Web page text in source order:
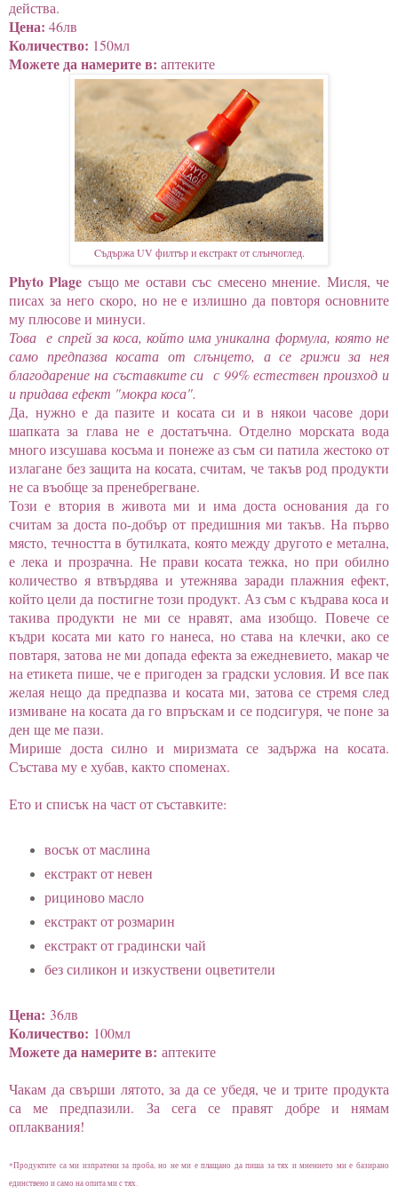
действа.
Цена: 46лв
Количество: 150мл
Можете да намерите в: аптеките
Cъдържа UV филтър и екстракт от слънчоглед.
Phyto Plage също ме остави със смесено мнение. Мисля, че
писах за него скоро, но не е излишно да повторя основните
му плюсове и минуси.
Това е спрей за коса, който има уникална формула, която не
само предпазва косата от слънцето, а се грижи за нея
благодарение на съставките си с 99% естествен произход и
и придава ефект "мокра коса".
Да, нужно е да пазите и косата си и в някои часове дори
шапката за глава не е достатъчна. Отделно морската вода
много изсушава косъма и понеже аз съм си патила жестоко от
излагане без защита на косата, считам, че такъв род продукти
не са въобще за пренебрегване.
Този е втория в живота ми и има доста основания да го
считам за доста по-добър от предишния ми такъв. На първо
място, течността в бутилката, която между другото е метална,
е лека и прозрачна. Не прави косата тежка, но при обилно
количество я втвърдява и утежнява заради плажния ефект,
който цели да постигне този продукт. Аз съм с къдрава коса и
такива продукти не ми се нравят, ама изобщо. Повече се
къдри косата ми като го нанеса, но става на клечки, ако се
повтаря, затова не ми допада ефекта за ежедневието, макар че
на етикета пише, че е пригоден за градски условия. И все пак
желая нещо да предпазва и косата ми, затова се стремя след
измиване на косата да го впръскам и се подсигуря, че поне за
ден ще ме пази.
Мирише доста силно и миризмата се задържа на косата.
Състава му е хубав, както споменах.
Ето и списък на част от съставките:
восък от маслина
екстракт от невен
рициново масло
екстракт от розмарин
екстракт от градински чай
без силикон и изкуствени оцветители
Цена: 36лв
Количество: 100мл
Можете да намерите в: аптеките
Чакам да свърши лятото, за да се убедя, че и трите продукта
са ме предпазили. За сега се правят добре и нямам
оплаквания!
*Продуктите са ми изпратени за проба, но не ми е плащано да пиша за тях и мнението ми е базирано
единствено и само на опита ми с тях.